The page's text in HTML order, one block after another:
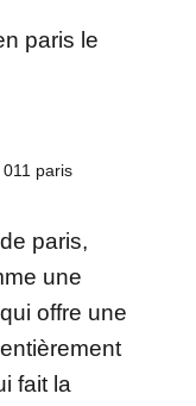
paris
paris,
une
offre une
fait la